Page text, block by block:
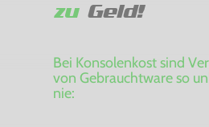
zuGeld!
Bei Konsolenkost sind
von Gebrauchtware so
nie: